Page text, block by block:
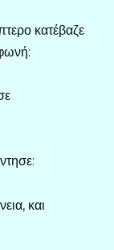
κατέβαζε
και